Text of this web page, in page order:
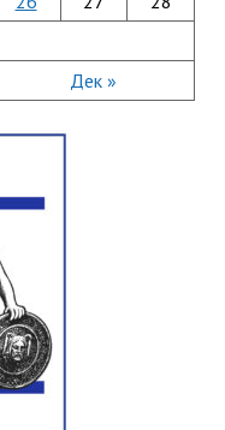
Дек »